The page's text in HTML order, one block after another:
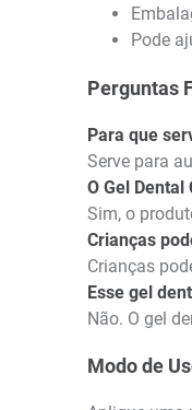
Pode
Perguntas
Para que
Serve para
O Gel
Sim, o
Crianças
Crianças
Esse gel
Não. O gel
Modo de